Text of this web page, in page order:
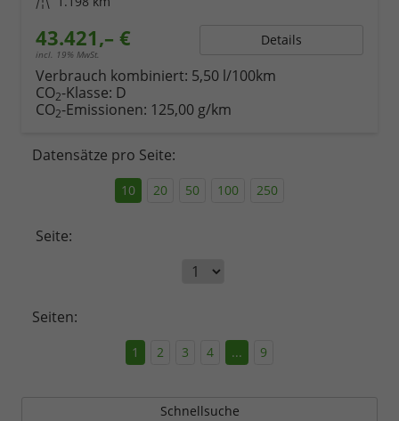
43.421,– €
incl. 19% MwSt.
Details
Verbrauch kombiniert: 5,50 l/100km
CO2-Klasse: D
CO2-Emissionen: 125,00 g/km
Datensätze pro Seite:
10 20 50 100 250
Seite:
Seiten:
1 2 3 4 ... 9
Schnellsuche